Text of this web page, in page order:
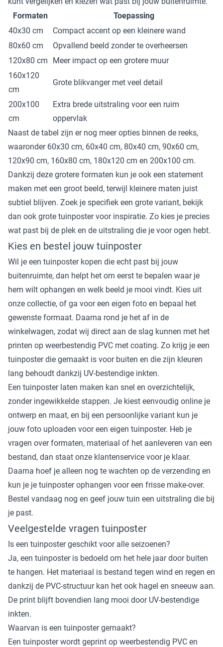
Formaten
Toepassing
40x30 cm
Compact accent op een kleinere wand
80x60 cm
Opvallend beeld zonder te overheersen
120x80 cm
Meer impact op een grotere muur
160x120
cm
Grote blikvanger met veel detail
200x100
cm
Extra brede uitstraling voor een ruim
oppervlak
Naast de tabel zijn er nog meer opties binnen de reeks,
waaronder 60x30 cm, 60x40 cm, 80x40 cm, 90x60 cm,
120x90 cm, 160x80 cm, 180x120 cm en 200x100 cm.
Dankzij deze grotere formaten kun je ook een statement
maken met een groot beeld, terwijl kleinere maten juist
subtiel blijven. Zoek je specifiek een grote variant, bekijk
dan ook grote tuinpostervoor inspiratie. Zo kies je precies
wat past bij de plek en de uitstraling die je voor ogen hebt.
Kies en bestel jouw tuinposter
Wil je een tuinposter kopen die echt past bij jouw
buitenruimte, dan helpt het om eerst te bepalen waar je
hem wilt ophangen en welk beeld je mooi vindt. Kies uit
onze collectie, of ga voor een eigen foto en bepaal het
gewenste formaat. Daarna rond je het af in de
winkelwagen, zodat wij direct aan de slag kunnen met het
printen op weerbestendig PVC met coating. Zo krijg je een
tuinposter die gemaakt is voor buiten en die zijn kleuren
lang behoudt dankzij UV-bestendige inkten.
Een tuinposter laten maken kan snel en overzichtelijk,
zonder ingewikkelde stappen. Je kiest eenvoudig online je
ontwerp en maat, en bij een persoonlijke variant kun je
jouw foto uploaden voor een eigen tuinposter. Heb je
vragen over formaten, materiaal of het aanleveren van een
bestand, dan staat onze klantenservice voor je klaar.
Daarna hoef je alleen nog te wachten op de verzending en
kun je je tuinposter ophangen voor een frisse make-over.
Bestel vandaag nog en geef jouw tuin een uitstraling die bij
je past.
Veelgestelde vragen tuinposter
Is een tuinposter geschikt voor alle seizoenen?
Ja, een tuinposter is bedoeld om het hele jaar door buiten
te hangen. Het materiaal is bestand tegen wind en regen en
dankzij de PVC-structuur kan het ook hagel en sneeuw aan.
De print blijft bovendien lang mooi door UV-bestendige
inkten.
Waarvan is een tuinposter gemaakt?
Een tuinposter wordt geprint op weerbestendig PVC en